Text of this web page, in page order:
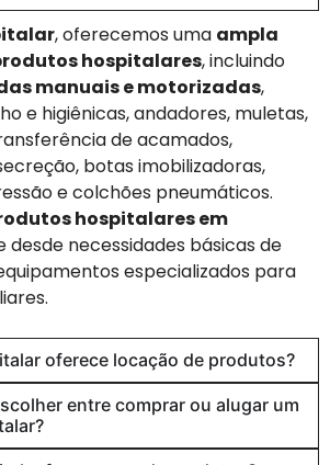
, oferecemos uma ampla
hospitalares, incluindo
manuais e motorizadas,
e higiênicas, andadores, muletas,
de acamados,
botas imobilizadoras,
e colchões pneumáticos.
hospitalares em
desde necessidades básicas de
especializados para
oferece locação de produtos?
entre comprar ou alugar um